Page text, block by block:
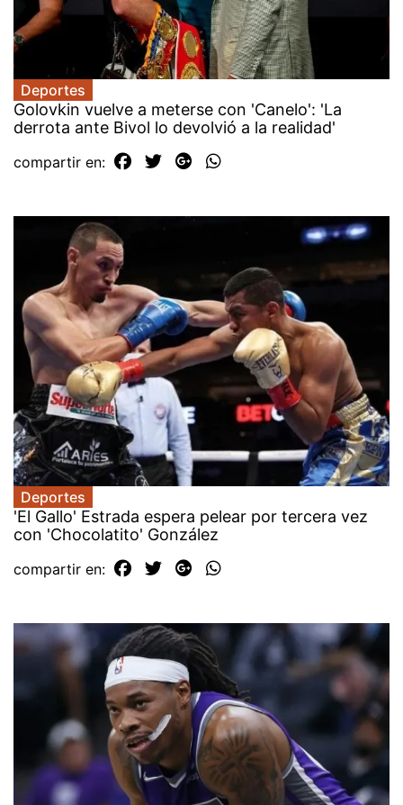
Deportes
Golovkin vuelve a meterse con 'Canelo': 'La
derrota ante Bivol lo devolvió a la realidad'
compartir en:
Deportes
'El Gallo' Estrada espera pelear por tercera vez
con 'Chocolatito' González
compartir en: